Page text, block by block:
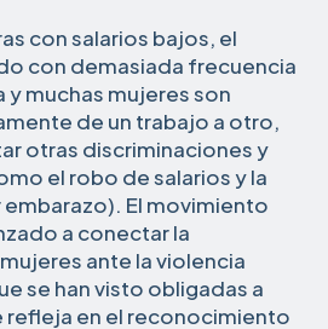
con salarios bajos, el
con demasiada frecuencia
y muchas mujeres son
de un trabajo a otro,
otras discriminaciones y
el robo de salarios y la
El movimiento
a conectar la
ante la violencia
se han visto obligadas a
refleja en el reconocimiento